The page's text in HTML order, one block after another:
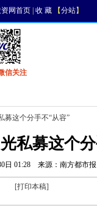
网首页| 收 藏【分站】
信关注
募这个分手不“从容”
私募这个
日 01:28 来源：南方都市报
[打印本稿]